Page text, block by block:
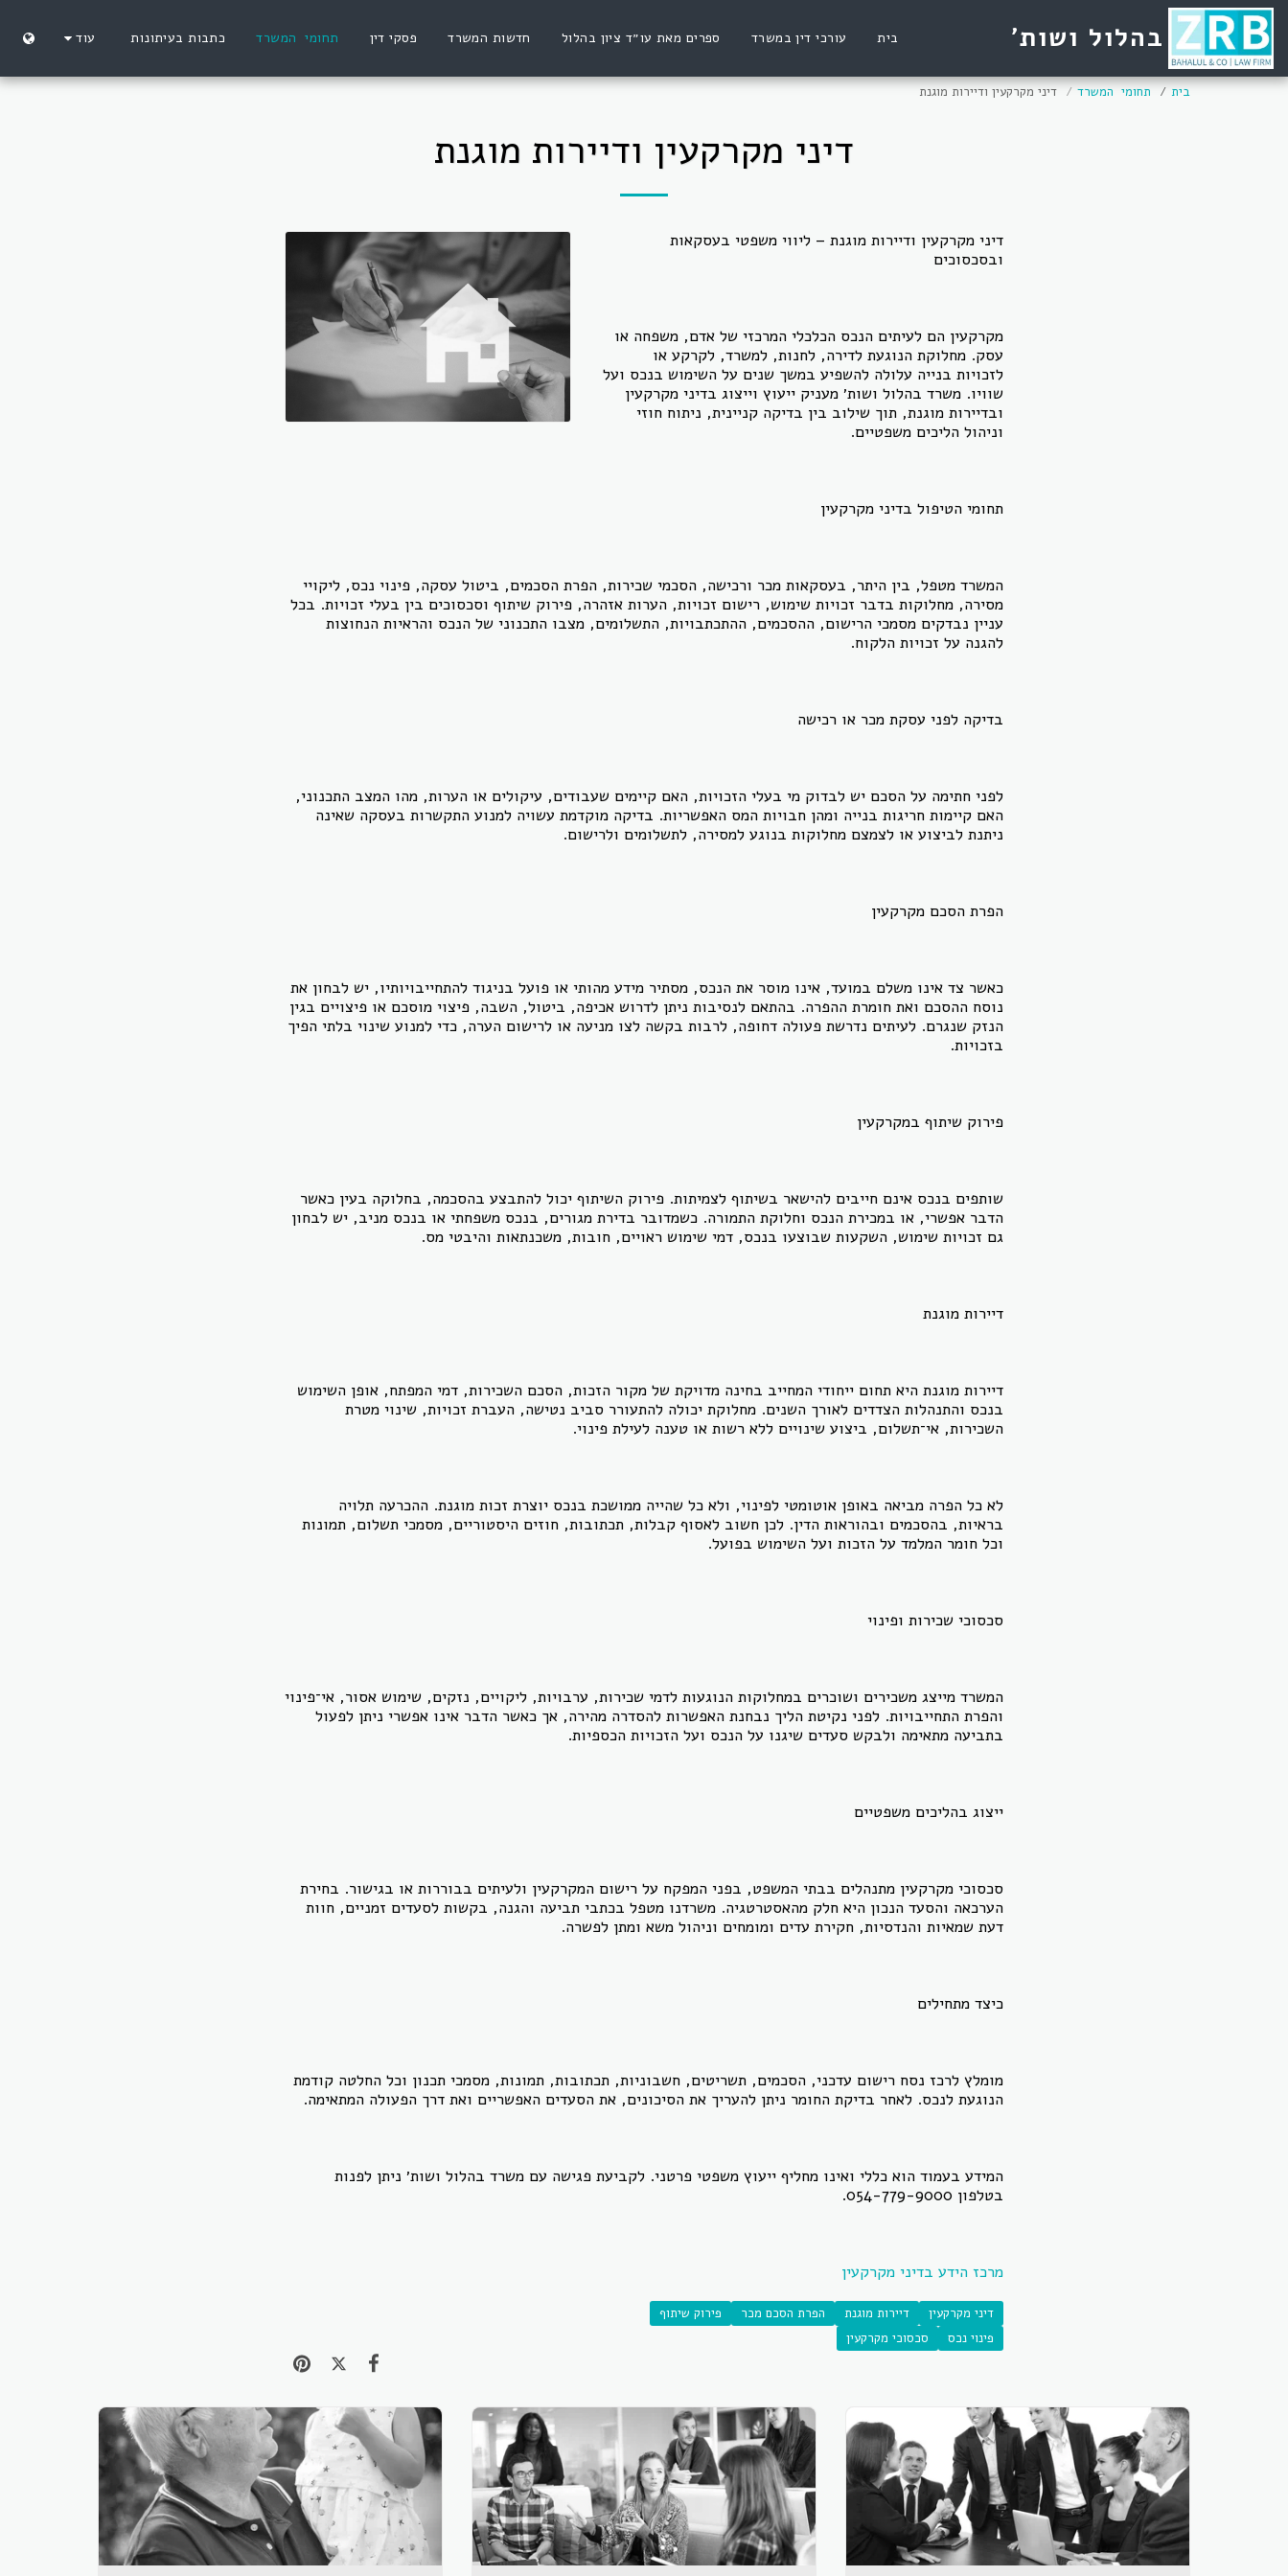
בהלול ושות' בית עורכי דין במשרד ספרים מאת עו״ד ציון בהלול חדשות המשרד פסקי דין תחומי המשרד כתבות בעיתונות עוד
בית תחומי המשרד דיני מקרקעין ודיירות מוגנת
דיני מקרקעין ודיירות מוגנת
דיני מקרקעין ודיירות מוגנת – ליווי משפטי בעסקאות
ובסכסוכים
מקרקעין הם לעיתים הנכס הכלכלי המרכזי של אדם, משפחה או
עסק. מחלוקת הנוגעת לדירה, לחנות, למשרד, לקרקע או
לזכויות בנייה עלולה להשפיע במשך שנים על השימוש בנכס ועל
שוויו. משרד בהלול ושות׳ מעניק ייעוץ וייצוג בדיני מקרקעין
ובדיירות מוגנת, תוך שילוב בין בדיקה קניינית, ניתוח חוזי
וניהול הליכים משפטיים.
תחומי הטיפול בדיני מקרקעין
המשרד מטפל, בין היתר, בעסקאות מכר ורכישה, הסכמי שכירות, הפרת הסכמים, ביטול עסקה, פינוי נכס, ליקויי
מסירה, מחלוקות בדבר זכויות שימוש, רישום זכויות, הערות אזהרה, פירוק שיתוף וסכסוכים בין בעלי זכויות. בכל
עניין נבדקים מסמכי הרישום, ההסכמים, ההתכתבויות, התשלומים, מצבו התכנוני של הנכס והראיות הנחוצות
להגנה על זכויות הלקוח.
בדיקה לפני עסקת מכר או רכישה
לפני חתימה על הסכם יש לבדוק מי בעלי הזכויות, האם קיימים שעבודים, עיקולים או הערות, מהו המצב התכנוני,
האם קיימות חריגות בנייה ומהן חבויות המס האפשריות. בדיקה מוקדמת עשויה למנוע התקשרות בעסקה שאינה
ניתנת לביצוע או לצמצם מחלוקות בנוגע למסירה, לתשלומים ולרישום.
הפרת הסכם מקרקעין
כאשר צד אינו משלם במועד, אינו מוסר את הנכס, מסתיר מידע מהותי או פועל בניגוד להתחייבויותיו, יש לבחון את
נוסח ההסכם ואת חומרת ההפרה. בהתאם לנסיבות ניתן לדרוש אכיפה, ביטול, השבה, פיצוי מוסכם או פיצויים בגין
הנזק שנגרם. לעיתים נדרשת פעולה דחופה, לרבות בקשה לצו מניעה או לרישום הערה, כדי למנוע שינוי בלתי הפיך
בזכויות.
פירוק שיתוף במקרקעין
שותפים בנכס אינם חייבים להישאר בשיתוף לצמיתות. פירוק השיתוף יכול להתבצע בהסכמה, בחלוקה בעין כאשר
הדבר אפשרי, או במכירת הנכס וחלוקת התמורה. כשמדובר בדירת מגורים, בנכס משפחתי או בנכס מניב, יש לבחון
גם זכויות שימוש, השקעות שבוצעו בנכס, דמי שימוש ראויים, חובות, משכנתאות והיבטי מס.
דיירות מוגנת
דיירות מוגנת היא תחום ייחודי המחייב בחינה מדויקת של מקור הזכות, הסכם השכירות, דמי המפתח, אופן השימוש
בנכס והתנהלות הצדדים לאורך השנים. מחלוקת יכולה להתעורר סביב נטישה, העברת זכויות, שינוי מטרת
השכירות, אי־תשלום, ביצוע שינויים ללא רשות או טענה לעילת פינוי.
לא כל הפרה מביאה באופן אוטומטי לפינוי, ולא כל שהייה ממושכת בנכס יוצרת זכות מוגנת. ההכרעה תלויה
בראיות, בהסכמים ובהוראות הדין. לכן חשוב לאסוף קבלות, תכתובות, חוזים היסטוריים, מסמכי תשלום, תמונות
וכל חומר המלמד על הזכות ועל השימוש בפועל.
סכסוכי שכירות ופינוי
המשרד מייצג משכירים ושוכרים במחלוקות הנוגעות לדמי שכירות, ערבויות, ליקויים, נזקים, שימוש אסור, אי־פינוי
והפרת התחייבויות. לפני נקיטת הליך נבחנת האפשרות להסדרה מהירה, אך כאשר הדבר אינו אפשרי ניתן לפעול
בתביעה מתאימה ולבקש סעדים שיגנו על הנכס ועל הזכויות הכספיות.
ייצוג בהליכים משפטיים
סכסוכי מקרקעין מתנהלים בבתי המשפט, בפני המפקח על רישום המקרקעין ולעיתים בבוררות או בגישור. בחירת
הערכאה והסעד הנכון היא חלק מהאסטרטגיה. משרדנו מטפל בכתבי תביעה והגנה, בקשות לסעדים זמניים, חוות
דעת שמאיות והנדסיות, חקירת עדים ומומחים וניהול משא ומתן לפשרה.
כיצד מתחילים
מומלץ לרכז נסח רישום עדכני, הסכמים, תשריטים, חשבוניות, תכתובות, תמונות, מסמכי תכנון וכל החלטה קודמת
הנוגעת לנכס. לאחר בדיקת החומר ניתן להעריך את הסיכונים, את הסעדים האפשריים ואת דרך הפעולה המתאימה.
המידע בעמוד הוא כללי ואינו מחליף ייעוץ משפטי פרטני. לקביעת פגישה עם משרד בהלול ושות׳ ניתן לפנות
בטלפון 054-779-9000.
מרכז הידע בדיני מקרקעין
דיני מקרקעין דיירות מוגנת הפרת הסכם מכר
פירוק שיתוף
פינוי נכס
סכסוכי מקרקעין